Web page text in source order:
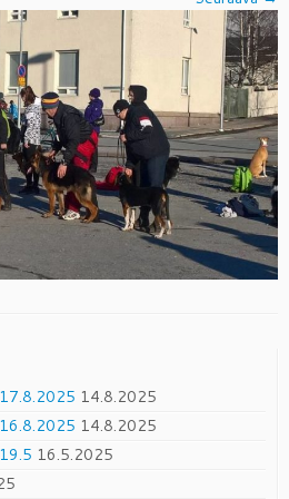
14.8.2025
14.8.2025
16.5.2025